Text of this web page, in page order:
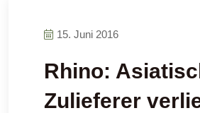
15. Juni 2016
Rhino:
Zulieferer